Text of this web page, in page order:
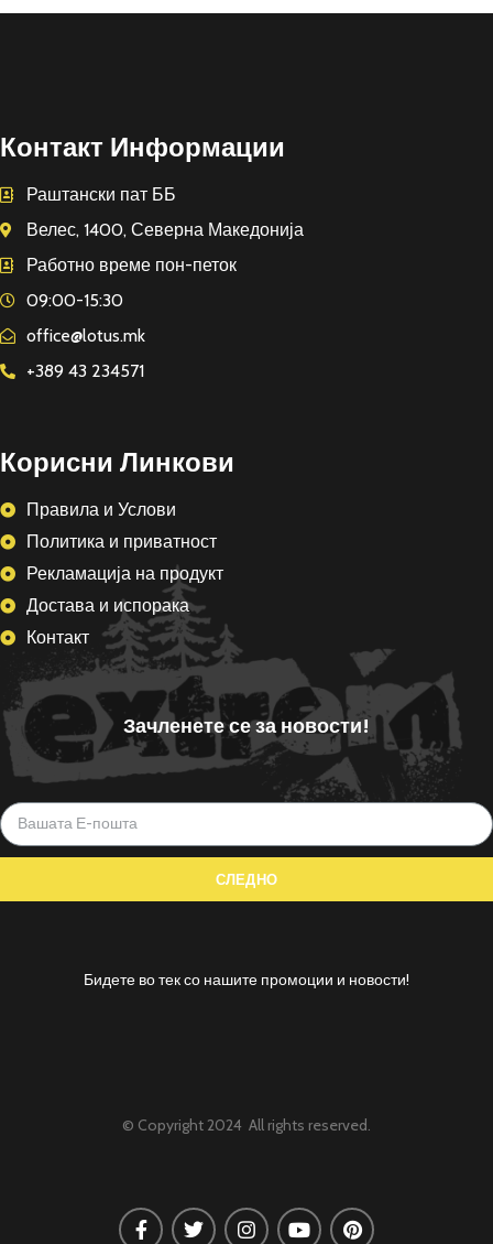
Контакт Информации
Раштански пат ББ
Велес, 1400, Северна Македонија
Работно време пон-петок
09:00-15:30
office@lotus.mk
+389 43 234571
Корисни Линкови
Правила и Услови
Политика и приватност
Рекламација на продукт
Достава и испорака
Контакт
Зачленете се за новости!
Бидете во тек со нашите промоции и новости!
© Copyright 2024 All rights reserved.